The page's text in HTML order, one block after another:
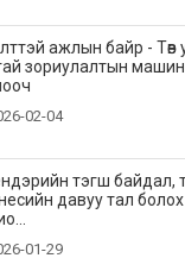
ажлын байр - Төв
зориулалтын
02-04
тэгш байдал,
давуу тал болох
01-29